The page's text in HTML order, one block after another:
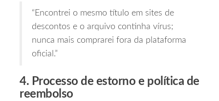
“Encontrei o mesmo título em sites de
descontos e o arquivo continha vírus;
nunca mais comprarei fora da plataforma
oficial.”
4. Processo de estorno e política de
reembolso